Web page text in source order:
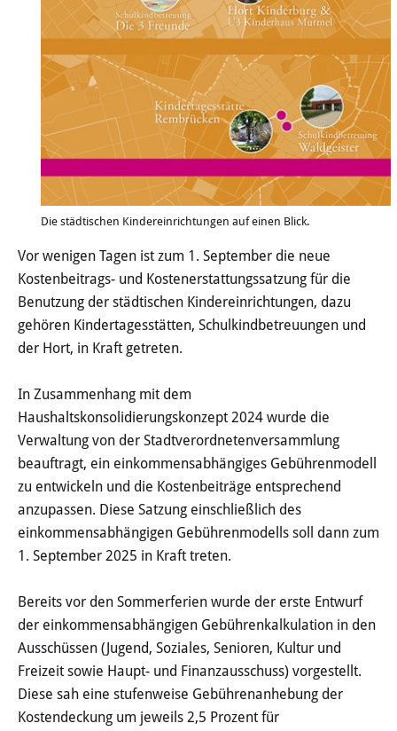
Die städtischen Kindereinrichtungen auf einen Blick.
Vor wenigen Tagen ist zum 1. September die neue
Kostenbeitrags- und Kostenerstattungssatzung für die
Benutzung der städtischen Kindereinrichtungen, dazu
gehören Kindertagesstätten, Schulkindbetreuungen und
der Hort, in Kraft getreten.
In Zusammenhang mit dem
Haushaltskonsolidierungskonzept 2024 wurde die
Verwaltung von der Stadtverordnetenversammlung
beauftragt, ein einkommensabhängiges Gebührenmodell
zu entwickeln und die Kostenbeiträge entsprechend
anzupassen. Diese Satzung einschließlich des
einkommensabhängigen Gebührenmodells soll dann zum
1. September 2025 in Kraft treten.
Bereits vor den Sommerferien wurde der erste Entwurf
der einkommensabhängigen Gebührenkalkulation in den
Ausschüssen (Jugend, Soziales, Senioren, Kultur und
Freizeit sowie Haupt- und Finanzausschuss) vorgestellt.
Diese sah eine stufenweise Gebührenanhebung der
Kostendeckung um jeweils 2,5 Prozent für
Otto-Hahn-Schule Kinderburg
Otto-Hahn-Schule 3 Freunde
Adalbert-Stifter-Schule
Schlossgespenster
Waldgeister
Schulkindbetreuung Lindenschule
Jugend
Jugendzentrum
Mobile Jugendarbeit
WEBKITA
THEMEN & ANGEBOTE
Über uns
Gewaltschutz- und
Präventionskonzept